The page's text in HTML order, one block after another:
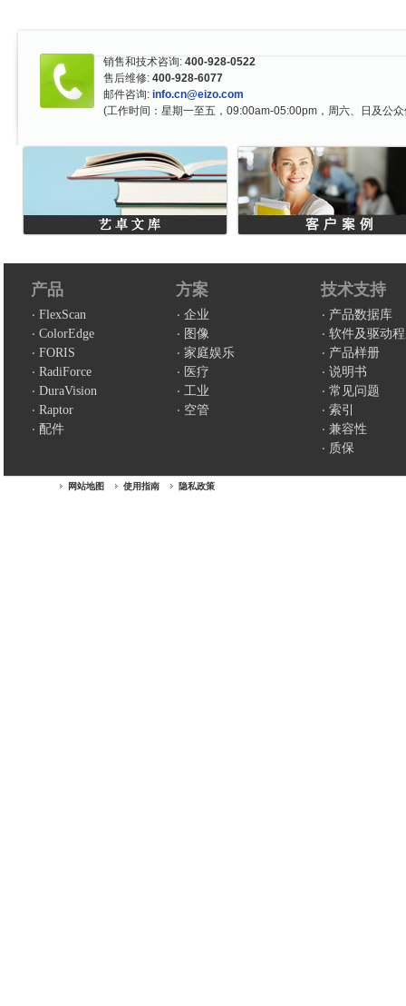
销售和技术咨询: 400-928-0522
售后维修: 400-928-6077
邮件咨询: info.cn@eizo.com
(工作时间：星期一至五，09:00am-05:00pm，周六、日及公
产品
FlexScan
ColorEdge
FORIS
RadiForce
DuraVision
Raptor
配件
方案
企业
图像
家庭娱乐
医疗
工业
空管
技术支持
产品数据库
软件及驱动
产品样册
说明书
常见问题
索引
兼容性
质保
网站地图 使用指南 隐私政策